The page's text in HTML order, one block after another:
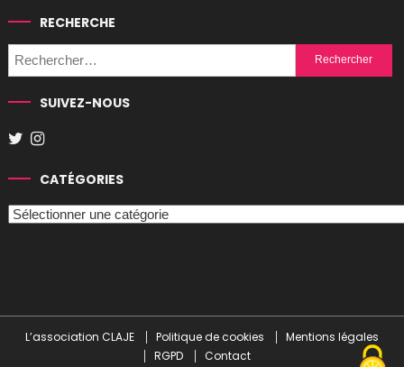
RECHERCHE
Rechercher :
SUIVEZ-NOUS
CATÉGORIES
Catégories
L’association CLAJE Politique de cookies
Mentions légales
RGPD
Contact